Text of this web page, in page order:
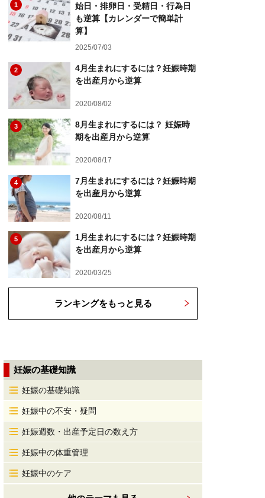
1
始日・排卵日・受精日・行為日
も逆算【カレンダーで簡単計
算】
2025/07/03
2
4月生まれにするには？妊娠時期
を出産月から逆算
2020/08/02
3
8月生まれにするには？ 妊娠時
期を出産月から逆算
2020/08/17
4
7月生まれにするには？妊娠時期
を出産月から逆算
2020/08/11
5
1月生まれにするには？妊娠時期
を出産月から逆算
2020/03/25
ランキングをもっと見る
妊娠の基礎知識
妊娠の基礎知識
妊娠中の不安・疑問
妊娠週数・出産予定日の数え方
妊娠中の体重管理
妊娠中のケア